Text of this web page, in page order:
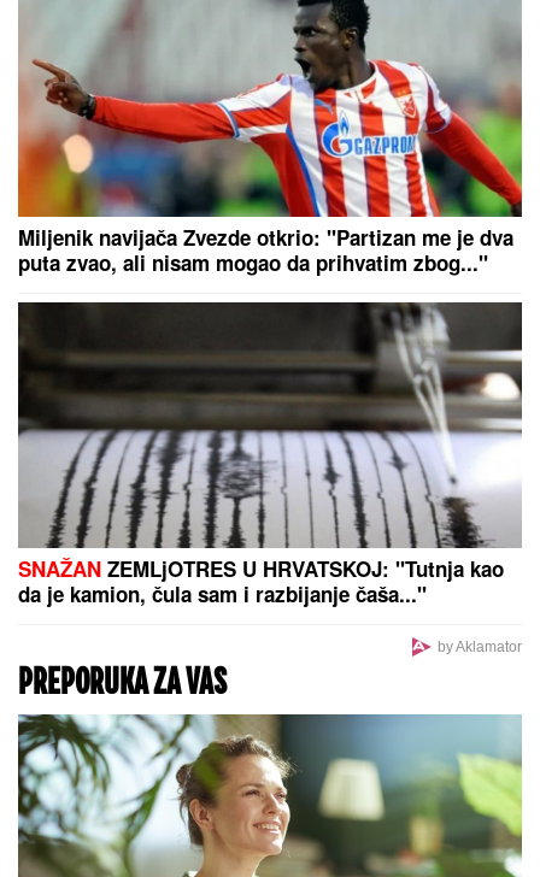
Miljenik navijača Zvezde otkrio: "Partizan me je dva
puta zvao, ali nisam mogao da prihvatim zbog..."
SNAŽAN ZEMLjOTRES U HRVATSKOJ: "Tutnja kao
da je kamion, čula sam i razbijanje čaša..."
by Aklamator
PREPORUKA ZA VAS